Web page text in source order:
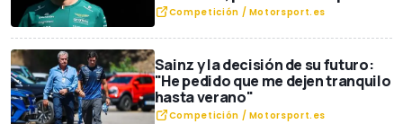
Competición / Motorsport.es
Sainz y la decisión de su futuro:
"He pedido que me dejen tranquilo
hasta verano"
Competición / Motorsport.es